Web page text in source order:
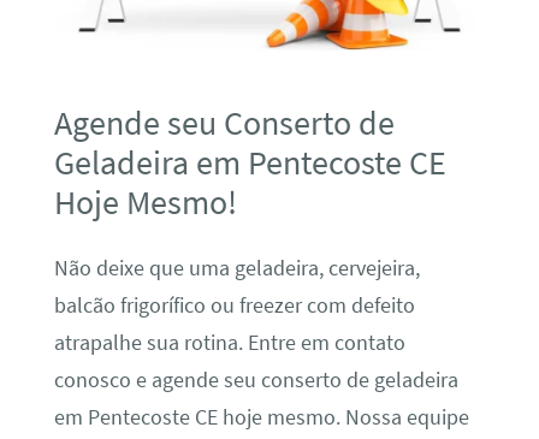
Agende seu Conserto de
Geladeira em Pentecoste CE
Hoje Mesmo!
Não deixe que uma geladeira, cervejeira,
balcão frigorífico ou freezer com defeito
atrapalhe sua rotina. Entre em contato
conosco e agende seu conserto de geladeira
em Pentecoste CE hoje mesmo. Nossa equipe